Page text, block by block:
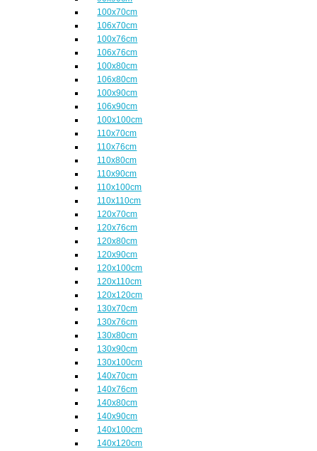
100x70cm
106x70cm
100x76cm
106x76cm
100x80cm
106x80cm
100x90cm
106x90cm
100x100cm
110x70cm
110x76cm
110x80cm
110x90cm
110x100cm
110x110cm
120x70cm
120x76cm
120x80cm
120x90cm
120x100cm
120x110cm
120x120cm
130x70cm
130x76cm
130x80cm
130x90cm
130x100cm
140x70cm
140x76cm
140x80cm
140x90cm
140x100cm
140x120cm